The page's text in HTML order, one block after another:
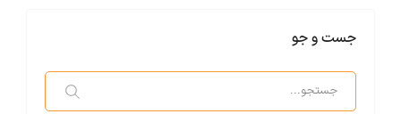
واردات یا ارسال اثاث منزل کمک می‌کند.
جست و جو